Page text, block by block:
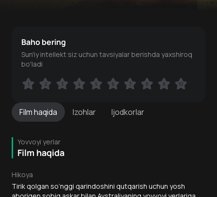
Filmhaqida Izohlar Ijodkorlar
Yovvoyi yerlar
Film haqida
Hikoya
Tirik qolgan so‘nggi qarindoshini qutqarish uchun yosh
Baho bering
Sun'iy intellekt siz uchun tavsiyalar berishda yaxshiroq
bo'ladi
1 2 3 4 5 6 7 8 9 10
1 2 3 4 5 6 7 8 9 10